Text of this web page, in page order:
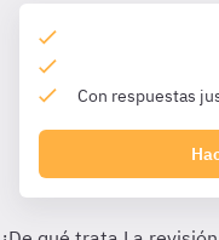
Con respuestas